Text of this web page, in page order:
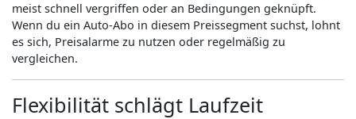
meist schnell vergriffen oder an Bedingungen geknüpft.
Wenn du ein Auto-Abo in diesem Preissegment suchst, lohnt
es sich, Preisalarme zu nutzen oder regelmäßig zu
vergleichen.
Flexibilität schlägt Laufzeit